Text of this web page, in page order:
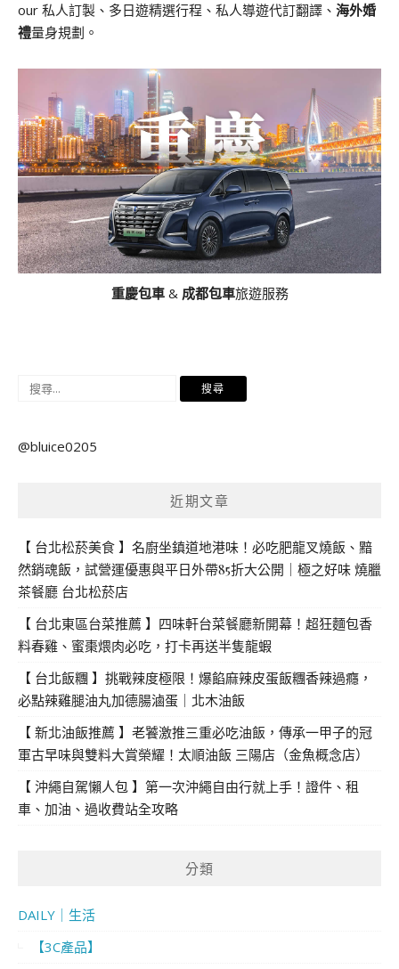
our 私人訂製、多日遊精選行程、私人導遊代訂翻譯、 海外婚
禮量身規劃。
重慶包車& 成都包車旅遊服務
搜
鍵
@bluice0205
近期文章
【 台北松菸美食 】名廚坐鎮道地港味！必吃肥龍叉燒飯、黯
然銷魂飯，試營運優惠與平日外帶85折大公開｜極之好味 燒臘
茶餐廳 台北松菸店
【 台北東區台菜推薦 】四味軒台菜餐廳新開幕！超狂麵包香
料春雞、蜜棗煨肉必吃，打卡再送半隻龍蝦
【 台北飯糰 】挑戰辣度極限！爆餡麻辣皮蛋飯糰香辣過癮，
必點辣雞腿油丸加德腸滷蛋｜北木油飯
【 新北油飯推薦 】老饕激推三重必吃油飯，傳承一甲子的冠
軍古早味與雙料大賞榮耀！太順油飯 三陽店（金魚概念店）
【 沖繩自駕懶人包 】第一次沖繩自由行就上手！證件、租
車、加油、過收費站全攻略
分類
DAILY｜生活
【3C產品】